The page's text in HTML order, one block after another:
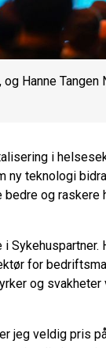
Hanne Tangen
i
ny teknologi
og raskere
Sykehuspartner.
for
og
jeg veldig pris